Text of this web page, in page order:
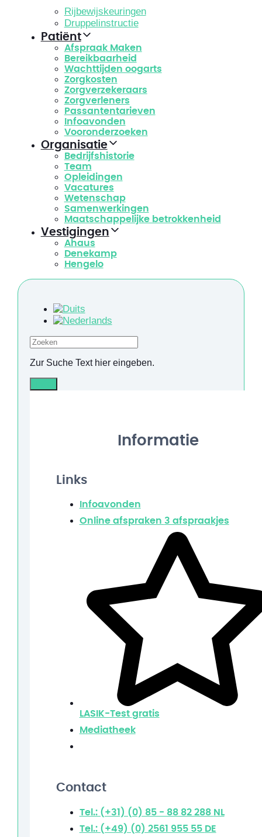
Rijbewijskeuringen
Druppelinstructie
Patiënt
Afspraak Maken
Bereikbaarheid
Wachttijden oogarts
Zorgkosten
Zorgverzekeraars
Zorgverleners
Passantentarieven
Infoavonden
Vooronderzoeken
Organisatie
Bedrijfshistorie
Team
Opleidingen
Vacatures
Wetenschap
Samenwerkingen
Maatschappelijke betrokkenheid
Vestigingen
Ahaus
Denekamp
Hengelo
Zoeken
Zur Suche Text hier eingeben.
Informatie
Links
Infoavonden
Online afspraken 3 afspraakjes
LASIK-Test gratis
Mediatheek
Contact
Tel.: (+31) (0) 85 - 88 82 288 NL
Tel.: (+49) (0) 2561 955 55 DE